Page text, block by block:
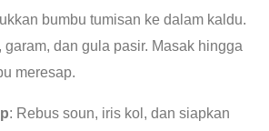
bumbu tumisan ke dalam kaldu.
garam, dan gula pasir. Masak hingga
meresap.
: Rebus soun, iris kol, dan siapkan